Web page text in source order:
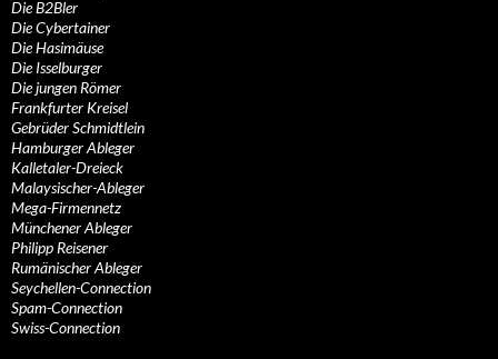
Die B2Bler
Die Cybertainer
Die Hasimäuse
Die Isselburger
Die jungen Römer
Frankfurter Kreisel
Gebrüder Schmidtlein
Hamburger Ableger
Kalletaler-Dreieck
Malaysischer-Ableger
Mega-Firmennetz
Münchener Ableger
Philipp Reisener
Rumänischer Ableger
Seychellen-Connection
Spam-Connection
Swiss-Connection